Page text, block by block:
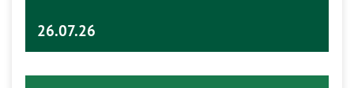
26.07.26